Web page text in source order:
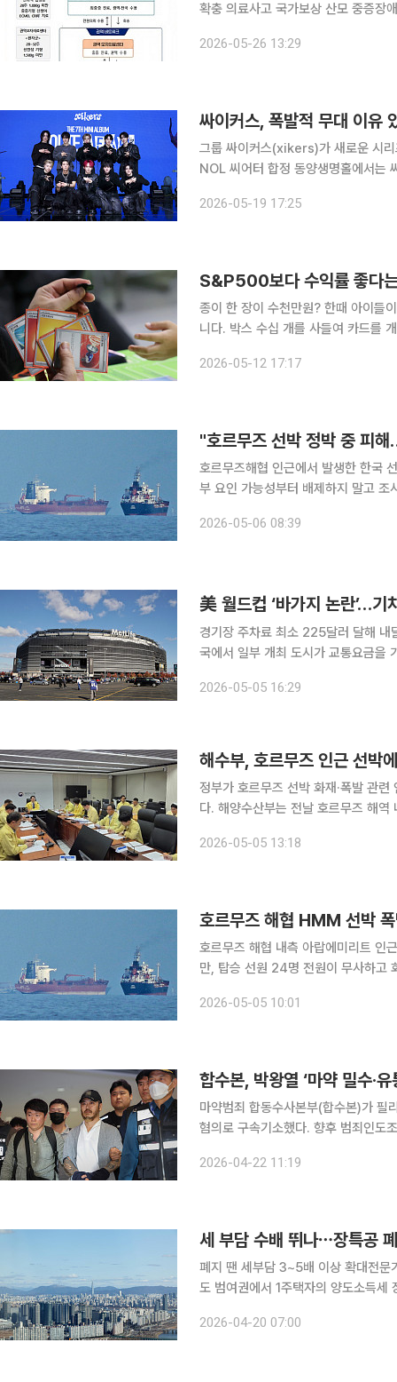
확충 의료사고 국가보상 산모 중증장애까지 확대…
대 구축한다. 또한 의료진의
2026-05-26 13:29
싸이커스, 폭발적 무대 이
그룹 싸이커스(xikers)가 새로운 시리즈로 팀
NOL 씨어터 합정 동양생명홀에서는
훈, 세은, 유준, 헌터, 예찬이 참석
2026-05-19 17:25
S&P500보다 수익률 좋다
종이 한 장이 수천만원? 한때 아이들이 용돈으로 사 모으던 포켓몬 카드(TCG), 이젠 '어른'들 몫입
니다. 박스 수십 개를 사들여 카드를
2026-05-12 17:17
"호르무즈 선박 정박 중 피
호르무즈해협 인근에서 발생한 한국
부 요인 가능성부터 배제하지 말고 조사해야 한다”고 밝혔
했다. 그는 “나무호 경우에는 선사 차
2026-05-06 08:39
美 월드컵 ‘바가지 논란’…기
경기장 주차료 최소 225달러 달해 내
국에서 일부 개최 도시가 교통요금을
지시간) 영국 파이낸셜타임스(FT)에
2026-05-05 16:29
해수부, 호르무즈 인근 선박
정부가 호르무즈 선박 화재·폭발 관
다. 해양수산부는 전날 호르무즈 해역 내측 정박 우리 선사 운용 선박 1척(HMM NAMU, 파나마 국
다. 해수부는 사고 접수 직후부터 관
2026-05-05 13:18
호르무즈 해협 HMM 선박
호르무즈 해협 내측 아랍에미리트 인
만, 탑승 선원 24명 전원이 무사하고 화재도 모
다. 당시 선박에는 우리 국적 선원 6
2026-05-05 10:01
합수본, 박왕열 ‘마약 밀수·
마약범죄 합동수사본부(합수본)가 필
혐의로 구속기소했다. 향후 범죄인도조약에
로 구속기소했다고 밝혔다. 지난 12
2026-04-22 11:19
세 부담 수배 뛰나⋯장특공
폐지 땐 세부담 3~5배 이상 확대전문
도 범여권에서 1주택자의 양도소득세 장기보유특별공제(장특공)를 전면 폐지하는 법안이 발의되면
날 수 있다는 우려가 확산되면서다.
2026-04-20 07:00